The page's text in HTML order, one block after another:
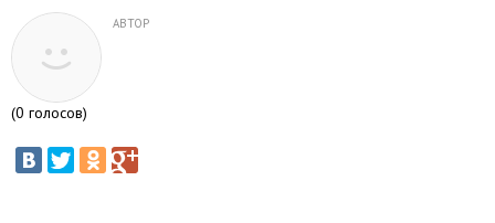
АВТОР
(0 голосов)